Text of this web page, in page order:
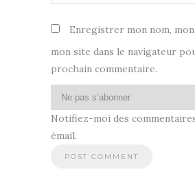
Enregistrer mon nom,
mon site dans le navigateur
prochain commentaire.
Notifiez-moi des
émail.